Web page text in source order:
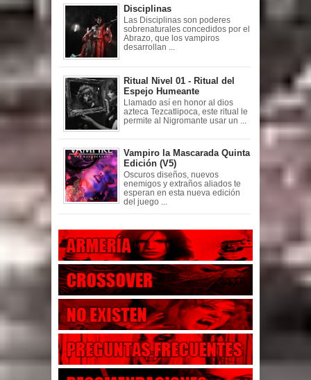
Disciplinas
Las Disciplinas son poderes
sobrenaturales concedidos por el
Abrazo, que los vampiros
desarrollan ...
Ritual Nivel 01 - Ritual del
Espejo Humeante
Llamado así en honor al dios
azteca Tezcatlipoca, este ritual le
permite al Nigromante usar un ...
Vampiro la Mascarada Quinta
Edición (V5)
Oscuros diseños, nuevos
enemigos y extraños aliados te
esperan en esta nueva edición
del juego ...